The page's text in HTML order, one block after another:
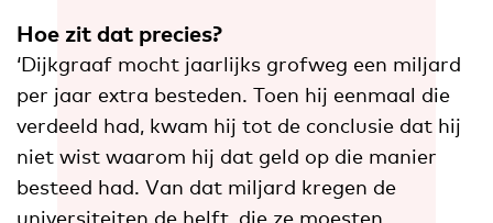
Hoe zit dat precies?
‘Dijkgraaf mocht jaarlijks grofweg een miljard
per jaar extra besteden. Toen hij eenmaal die
verdeeld had, kwam hij tot de conclusie dat hij
niet wist waarom hij dat geld op die manier
besteed had. Van dat miljard kregen de
universiteiten de helft, die ze moesten